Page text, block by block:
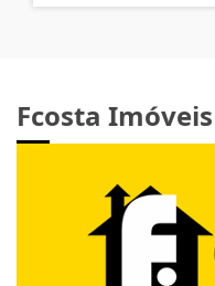
Fcosta Imóveis